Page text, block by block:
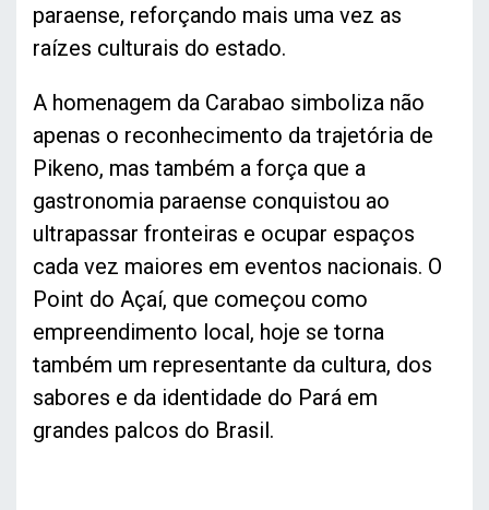
paraense, reforçando mais uma vez as
raízes culturais do estado.
A homenagem da Carabao simboliza não
apenas o reconhecimento da trajetória de
Pikeno, mas também a força que a
gastronomia paraense conquistou ao
ultrapassar fronteiras e ocupar espaços
cada vez maiores em eventos nacionais. O
Point do Açaí, que começou como
empreendimento local, hoje se torna
também um representante da cultura, dos
sabores e da identidade do Pará em
grandes palcos do Brasil.